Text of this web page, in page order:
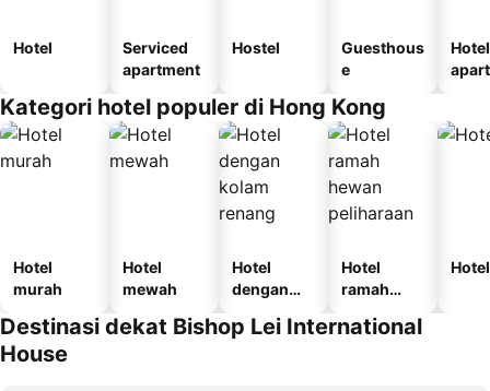
Hotel
Serviced
apartment
Hostel
Guesthous
e
Hotel
Kategori hotel populer di Hong Kong
Hotel
murah
Hotel
mewah
Hotel
dengan
renang
Hotel
ramah
peliharaan
Destinasi dekat Bishop Lei International
House